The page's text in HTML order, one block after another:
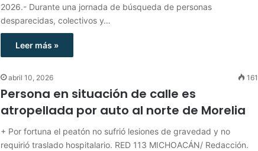
2026.- Durante una jornada de búsqueda de personas
desparecidas, colectivos y…
Leer más »
abril 10, 2026 161
Persona en situación de calle es
atropellada por auto al norte de Morelia
+ Por fortuna el peatón no sufrió lesiones de gravedad y no
requirió traslado hospitalario. RED 113 MICHOACÁN/ Redacción.